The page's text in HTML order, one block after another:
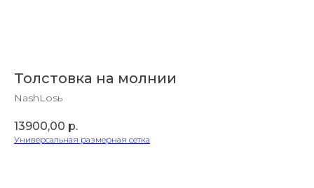
Толстовка на молнии
NashLosь
13900,00 р.
Универсальная размерная сетка